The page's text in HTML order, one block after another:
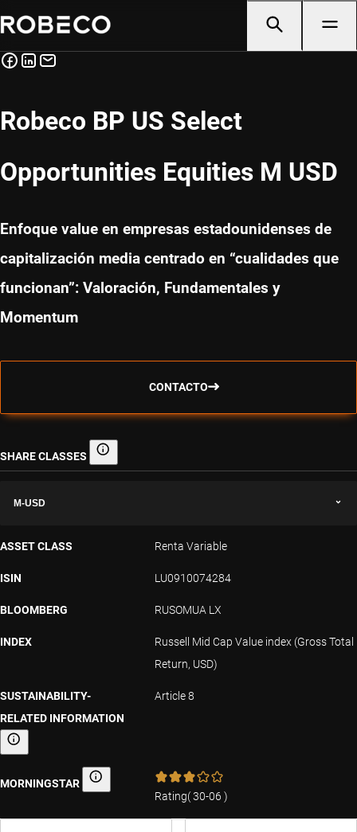
Robeco BP US Select
Opportunities Equities M USD
Enfoque value en empresas estadounidenses de
capitalización media centrado en “cualidades que
funcionan”: Valoración, Fundamentales y
Momentum
CONTACTO
SHARE CLASSES Share classes
M-USD
ASSET CLASS Renta Variable
ISIN LU0910074284
BLOOMBERG RUSOMUA LX
INDEX
Russell Mid Cap Value index (Gross Total
Return, USD)
SUSTAINABILITY-
RELATED INFORMATION
Sustainability-related information
Article 8
MORNINGSTAR Morningstar
Rating(30-06 )